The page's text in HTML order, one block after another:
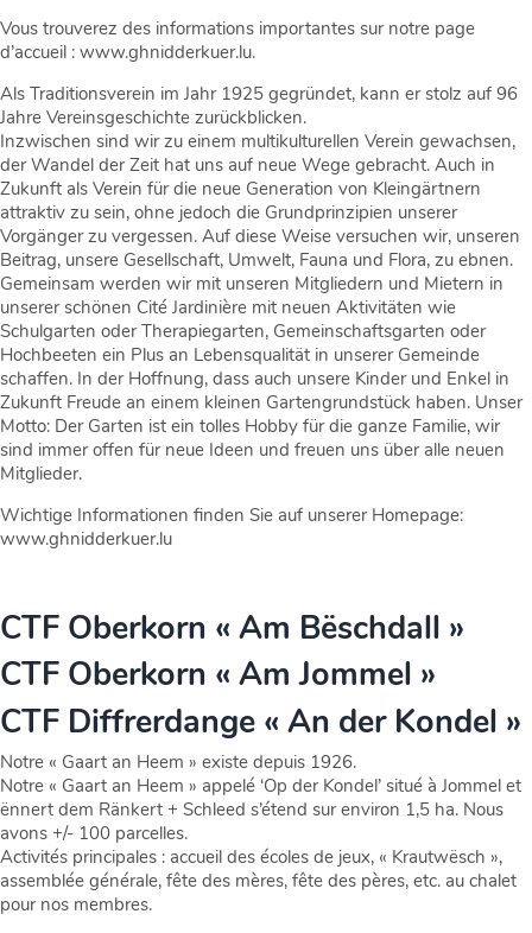
Vous trouverez des informations importantes sur notre page
d’accueil : www.ghnidderkuer.lu.
Als Traditionsverein im Jahr 1925 gegründet, kann er stolz auf 96
Jahre Vereinsgeschichte zurückblicken.
Inzwischen sind wir zu einem multikulturellen Verein gewachsen,
der Wandel der Zeit hat uns auf neue Wege gebracht. Auch in
Zukunft als Verein für die neue Generation von Kleingärtnern
attraktiv zu sein, ohne jedoch die Grundprinzipien unserer
Vorgänger zu vergessen. Auf diese Weise versuchen wir, unseren
Beitrag, unsere Gesellschaft, Umwelt, Fauna und Flora, zu ebnen.
Gemeinsam werden wir mit unseren Mitgliedern und Mietern in
unserer schönen Cité Jardinière mit neuen Aktivitäten wie
Schulgarten oder Therapiegarten, Gemeinschaftsgarten oder
Hochbeeten ein Plus an Lebensqualität in unserer Gemeinde
schaffen. In der Hoffnung, dass auch unsere Kinder und Enkel in
Zukunft Freude an einem kleinen Gartengrundstück haben. Unser
Motto: Der Garten ist ein tolles Hobby für die ganze Familie, wir
sind immer offen für neue Ideen und freuen uns über alle neuen
Mitglieder.
Wichtige Informationen finden Sie auf unserer Homepage:
www.ghnidderkuer.lu
CTF Oberkorn « Am Bëschdall »
CTF Oberkorn « Am Jommel »
CTF Diffrerdange « An der Kondel »
Notre « Gaart an Heem » existe depuis 1926.
Notre « Gaart an Heem » appelé ‘Op der Kondel’ situé à Jommel et
ënnert dem Ränkert + Schleed s’étend sur environ 1,5 ha. Nous
avons +/- 100 parcelles.
Activités principales : accueil des écoles de jeux, « Krautwësch »,
assemblée générale, fête des mères, fête des pères, etc. au chalet
pour nos membres.